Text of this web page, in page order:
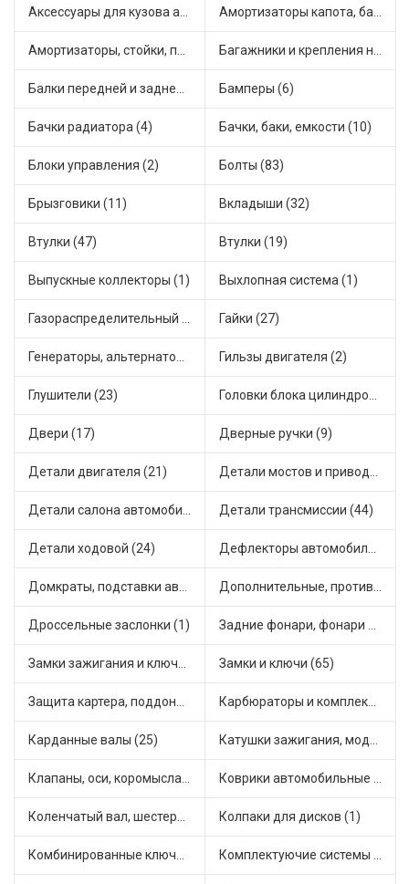
Аксессуары для кузова автомобиля (3) Амортизаторы капота, багажника (11)
Амортизаторы, стойки, подушки стоек (59) Багажники и крепления на крышу (1)
Балки передней и задней подвески (5) Бамперы (6)
Бачки радиатора (4) Бачки, баки, емкости (10)
Блоки управления (2) Болты (83)
Брызговики (11) Вкладыши (32)
Втулки (47) Втулки (19)
Выпускные коллекторы (1) Выхлопная система (1)
Газораспределительный механизм (2) Гайки (27)
Генераторы, альтернаторы и комплектующие (55) Гильзы двигателя (2)
Глушители (23) Головки блока цилиндров (2)
Двери (17) Дверные ручки (9)
Детали двигателя (21) Детали мостов и привода трансмиссии (71)
Детали салона автомобиля (63) Детали трансмиссии (44)
Детали ходовой (24) Дефлекторы автомобильные (6)
Домкраты, подставки автомобильные (1) Дополнительные, противотуманные фары (4)
Дроссельные заслонки (1) Задние фонари, фонари видимости (10)
Замки зажигания и ключи (14) Замки и ключи (65)
Защита картера, поддона, КПП (4) Карбюраторы и комплектующие (38)
Карданные валы (25) Катушки зажигания, модули зажигания (10)
Клапаны, оси, коромысла (20) Коврики автомобильные (10)
Коленчатый вал, шестерни коленчатого вала (9) Колпаки для дисков (1)
Комбинированные ключи (3) Комплектуючие системы стеклоочистителя (10)